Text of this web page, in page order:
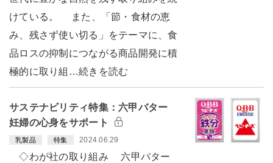
けている。 また、「節・食材の恵
み、残さず使い切る」をテーマに、食
品ロスの抑制につながる商品開発に積
極的に取り組…続きを読む
サステナビリティ特集：六甲バター
妊婦の心身をサポート
乳製品 特集 2024.06.29
◇わが社の取り組み 六甲バター